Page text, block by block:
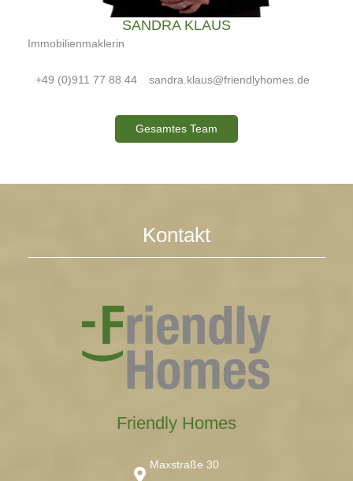
SANDRA KLAUS
Immobilienmaklerin
+49 (0)911 77 88 44 sandra.klaus@friendlyhomes.de
Gesamtes Team
Kontakt
Friendly Homes
Maxstraße 30